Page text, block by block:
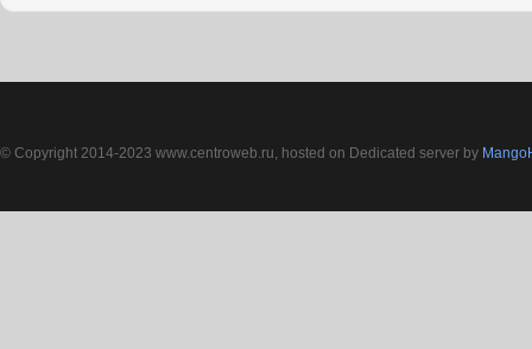
© Copyright 2014-2023 www.centroweb.ru, hosted on Dedicated server by